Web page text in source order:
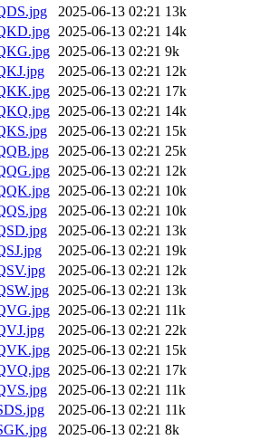
2025-06-13 02:21 13k
2025-06-13 02:21 14k
2025-06-13 02:21 9k
2025-06-13 02:21 12k
2025-06-13 02:21 17k
2025-06-13 02:21 14k
2025-06-13 02:21 15k
2025-06-13 02:21 25k
2025-06-13 02:21 12k
2025-06-13 02:21 10k
2025-06-13 02:21 10k
2025-06-13 02:21 13k
2025-06-13 02:21 19k
2025-06-13 02:21 12k
2025-06-13 02:21 13k
2025-06-13 02:21 11k
2025-06-13 02:21 22k
2025-06-13 02:21 15k
2025-06-13 02:21 17k
2025-06-13 02:21 11k
2025-06-13 02:21 11k
2025-06-13 02:21 8k